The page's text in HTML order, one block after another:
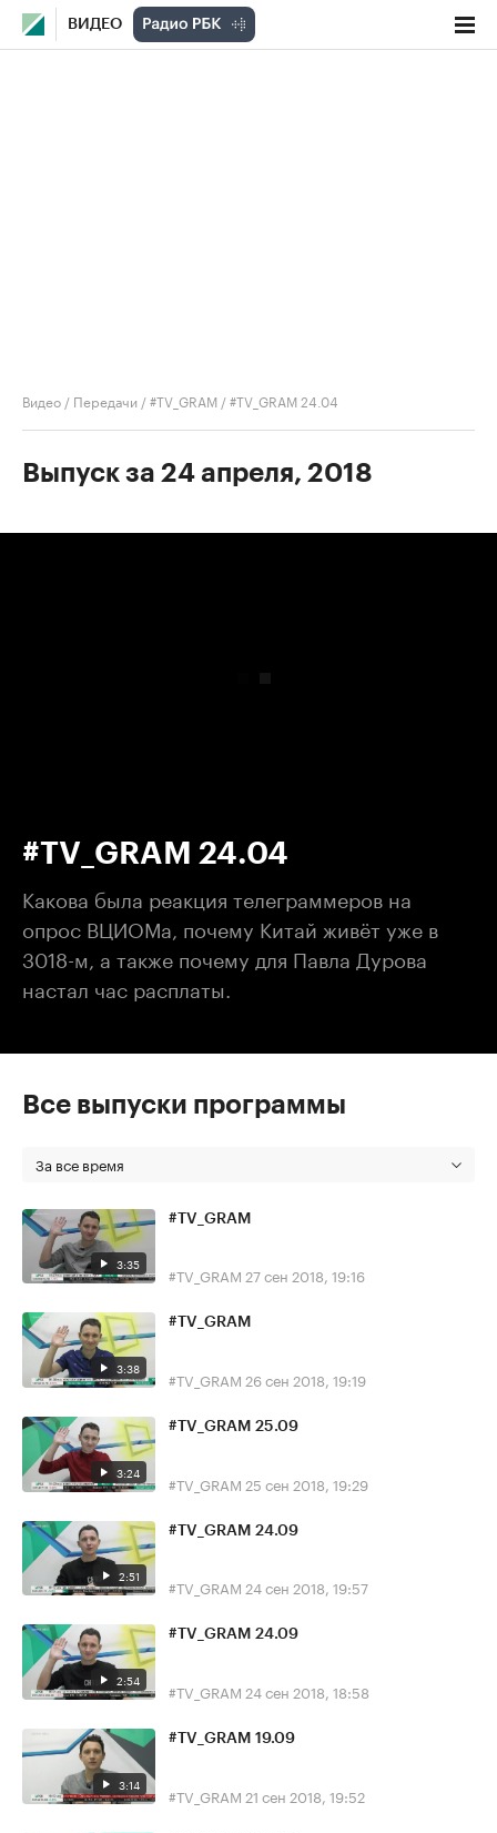
ВИДЕО
Видео / Передачи /#TV_GRAM /#TV_GRAM 24.04
Выпуск за 24 апреля, 2018
#TV_GRAM 24.04
Какова была реакция телеграммеров на
опрос ВЦИОМа, почему Китай живёт уже в
3018-м, а также почему для Павла Дурова
настал час расплаты.
Все выпуски программы
За все время
3:35
#TV_GRAM
#TV_GRAM 27 сен 2018, 19:16
3:38
#TV_GRAM
#TV_GRAM 26 сен 2018, 19:19
3:24
#TV_GRAM 25.09
#TV_GRAM 25 сен 2018, 19:29
2:51
#TV_GRAM 24.09
#TV_GRAM 24 сен 2018, 19:57
2:54
#TV_GRAM 24.09
#TV_GRAM 24 сен 2018, 18:58
3:14
#TV_GRAM 19.09
#TV_GRAM 21 сен 2018, 19:52